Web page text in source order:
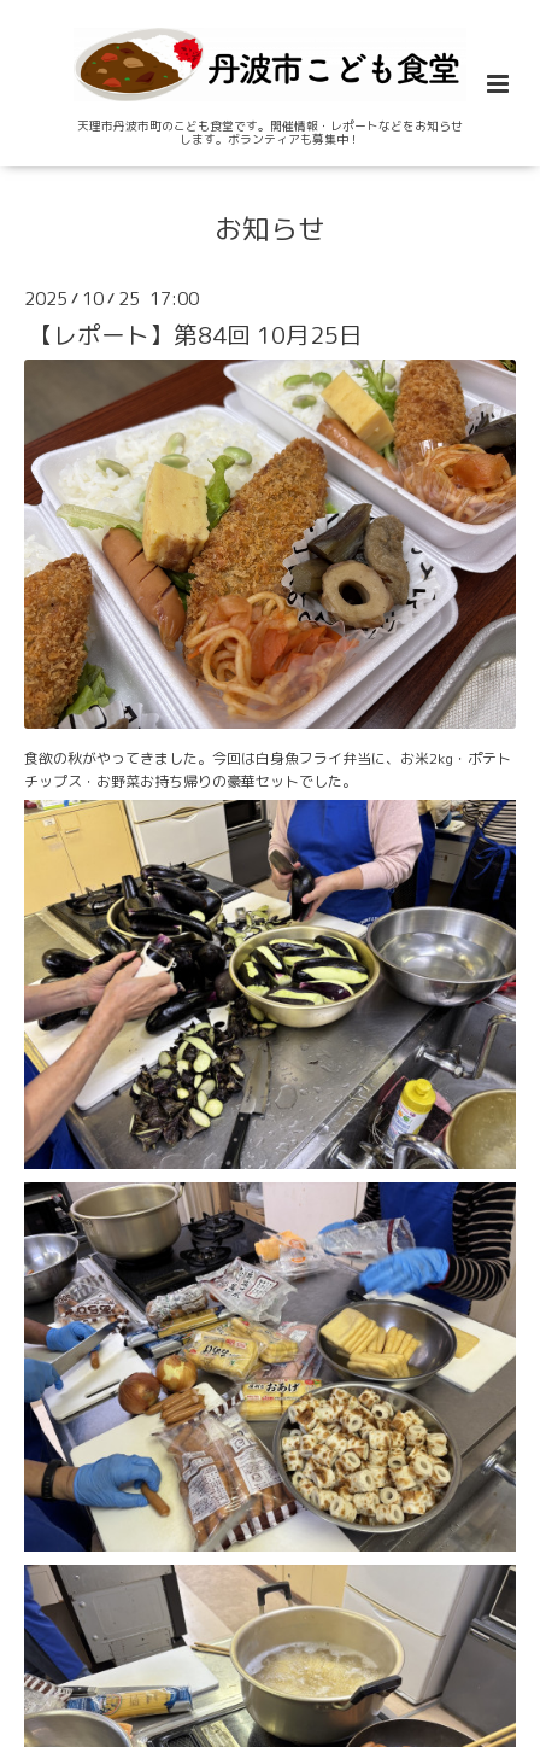
天理市丹波市町のこども食堂です。開催情報・レポートなどをお知らせ
します。ボランティアも募集中！
お知らせ
2025 / 10/ 25 17:00
【レポート】第84回 10月25日
食欲の秋がやってきました。今回は白身魚フライ弁当に、お米2kg・ポテト
チップス・お野菜お持ち帰りの豪華セットでした。